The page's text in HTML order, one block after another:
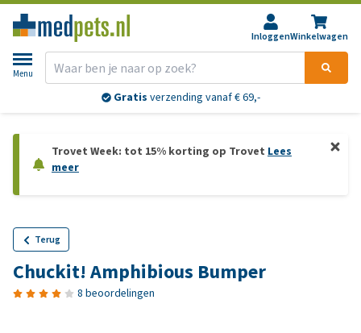
InloggenWinkelwagen
Menu
Gratis verzending vanaf € 69,-
Trovet Week: tot 15% korting op Trovet Lees
meer
Terug
Chuckit! Amphibious Bumper
8 beoordelingen